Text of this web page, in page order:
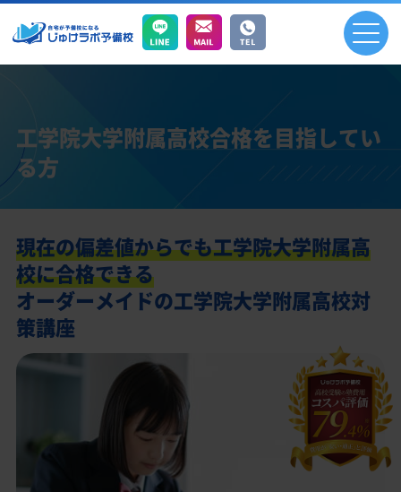
工学院大学附属高校合格を目指してい
る方
現在の偏差値からでも工学院大学附属高
校に合格できる
オーダーメイドの工学院大学附属高校対
策講座